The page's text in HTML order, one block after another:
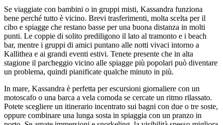
Se viaggiate con bambini o in gruppi misti, Kassandra funziona
bene perché tutto è vicino. Brevi trasferimenti, molta scelta per il
cibo e spiagge che restano basse per una buona distanza in molti
punti. Le coppie di solito prediligono il lato al tramonto e i beach
bar, mentre i gruppi di amici puntano alle notti vivaci intorno a
Kallithea e ai grandi eventi estivi. Tenete presente che in alta
stagione il parcheggio vicino alle spiagge più popolari può diventare
un problema, quindi pianificate qualche minuto in più.
In mare, Kassandra è perfetta per escursioni giornaliere con un
motoscafo o una barca a vela comoda se cercate un ritmo rilassato.
Potete scegliere un itinerario incentrato sui bagni con due o tre soste,
oppure combinare una lunga sosta in spiaggia con un pranzo in